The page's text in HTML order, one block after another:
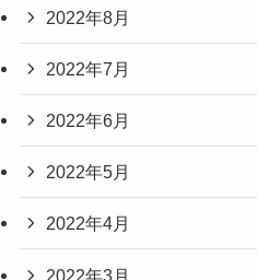
2022年8月
2022年7月
2022年6月
2022年5月
2022年4月
2022年3月